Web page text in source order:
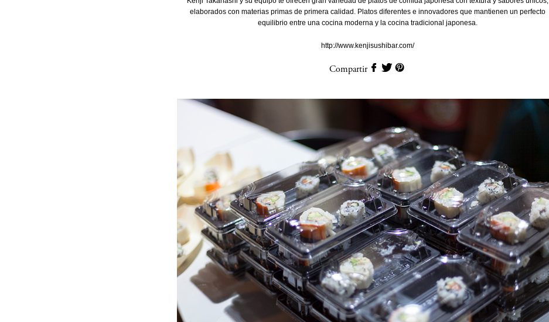
elaborados con materias primas de primera calidad. Platos diferentes e innovadores que mantienen un perfecto
equilibrio entre una cocina moderna y la cocina tradicional japonesa.
http://www.kenjisushibar.com/
Compartir